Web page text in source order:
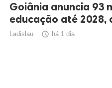
Goiânia anuncia 93
educação até 2028,
Ladislau  há 1 dia